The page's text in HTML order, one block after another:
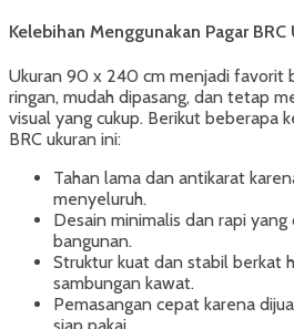
Kelebihan Menggunakan Pagar
Ukuran 90 x 240 cm menjadi favorit
ringan, mudah dipasang, dan tetap
visual yang cukup. Berikut beberapa
BRC ukuran ini:
Tahan lama dan antikarat
menyeluruh.
Desain minimalis dan rapi
bangunan.
Struktur kuat dan stabil berkat
sambungan kawat.
Pemasangan cepat karena